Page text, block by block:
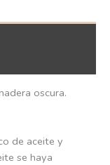
oscura.
de aceite y
se haya